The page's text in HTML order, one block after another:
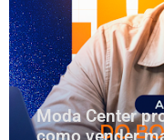
Moda Center